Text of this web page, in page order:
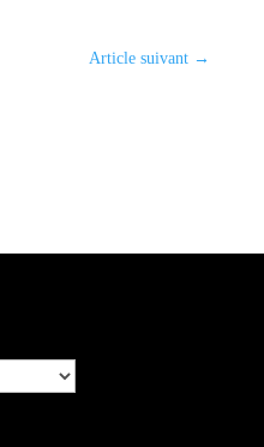
Article suivant →